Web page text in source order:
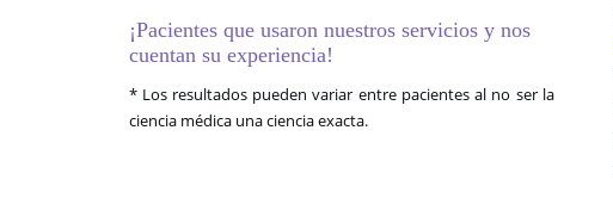
¡Pacientes que usaron nuestros servicios y nos
cuentan su experiencia!
* Los resultados pueden variar entre pacientes al no ser la
ciencia médica una ciencia exacta.